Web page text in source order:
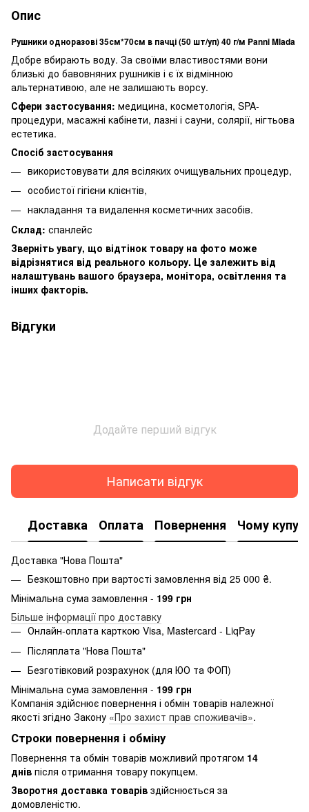
Опис
Рушники одноразові 35см*70см в пачці (50 шт/уп) 40 г/м Panni Mlada
Добре вбирають воду. За своїми властивостями вони
близькі до бавовняних рушників і є їх відмінною
альтернативою, але не залишають ворсу.
Сфери застосування: медицина, косметологія, SPA-
процедури, масажні кабінети, лазні і сауни, солярії, нігтьова
естетика.
Спосіб застосування
використовувати для всіляких очищувальних процедур,
особистої гігієни клієнтів,
накладання та видалення косметичних засобів.
Склад: спанлейс
Зверніть увагу, що відтінок товару на фото може
відрізнятися від реального кольору. Це залежить від
налаштувань вашого браузера, монітора, освітлення та
інших факторів.
Відгуки
Додайте перший відгук
Написати відгук
Доставка Оплата Повернення Чому
Доставка "Нова Пошта"
Безкоштовно при вартості замовлення від 25 000 ₴.
Мінімальна сума замовлення - 199 грн
Більше інформації про доставку
Онлайн-оплата карткою Visa, Mastercard - LiqPay
Післяплата "Нова Пошта"
Безготівковий розрахунок (для ЮО та ФОП)
Мінімальна сума замовлення - 199 грн
Компанія здійснює повернення і обмін товарів належної
якості згідно Закону «Про захист прав споживачів».
Строки повернення і обміну
Повернення та обмін товарів можливий протягом 14
днів після отримання товару покупцем.
Зворотня доставка товарів здійснюється за
домовленістю.